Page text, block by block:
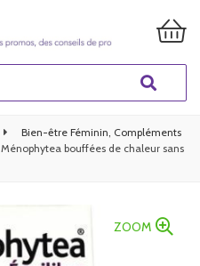
Bien-être Féminin, Compléments
Ménophytea bouffées de chaleur sans
ZOOM